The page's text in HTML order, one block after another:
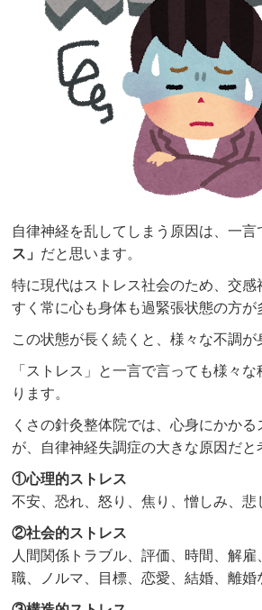
自律神経を乱してしまう原因は、一言
ス」 だと思います。
特に現代はストレス社会のため、交
すく常に心も身体も過緊張状態の方が
この状態が長く続くと、様々な不調が
「ストレス」と一言で言っても様々
ります。
くさの針灸整体院では、心身にかか
が、自律神経失調症の大きな原因だと
①心理的ストレス
不安、恐れ、怒り、焦り、憎しみ、悲
②社会的ストレス
人間関係トラブル、評価、時間、解
職、ノルマ、目標、恋愛、結婚、離婚